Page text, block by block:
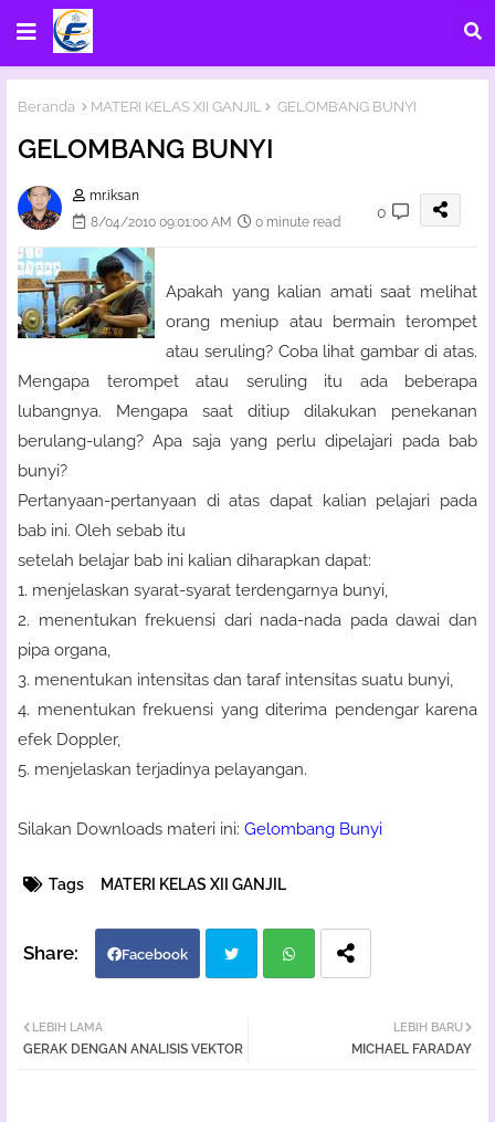
Beranda MATERI KELAS XII GANJIL GELOMBANG BUNYI
GELOMBANG BUNYI
mr.iksan
8/04/2010 09:01:00 AM
0 minute read
0
Apakah yang kalian amati saat melihat
orang meniup atau bermain terompet
atau seruling? Coba lihat gambar di atas.
Mengapa terompet atau seruling itu ada beberapa
lubangnya. Mengapa saat ditiup dilakukan penekanan
berulang-ulang? Apa saja yang perlu dipelajari pada bab
bunyi?
Pertanyaan-pertanyaan di atas dapat kalian pelajari pada
bab ini. Oleh sebab itu
setelah belajar bab ini kalian diharapkan dapat:
1. menjelaskan syarat-syarat terdengarnya bunyi,
2. menentukan frekuensi dari nada-nada pada dawai dan
pipa organa,
3. menentukan intensitas dan taraf intensitas suatu bunyi,
4. menentukan frekuensi yang diterima pendengar karena
efek Doppler,
5. menjelaskan terjadinya pelayangan.
Silakan Downloads materi ini: Gelombang Bunyi
Tags MATERI KELAS XII GANJIL
Facebook
tter
LEBIH BARU
MICHAEL FARADAY
LEBIH LAMA
GERAK DENGAN ANALISIS VEKTOR